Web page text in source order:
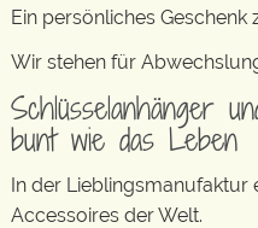
Ein persönliches Geschenk
Wir stehen für
Schlüsselanhänger
bunt wie das Leben
In der Lieblingsmanufaktur
Accessoires der Welt.